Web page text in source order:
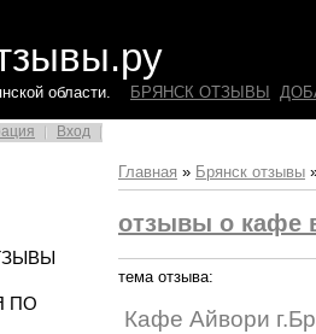
области. БРЯНСК ОТЗЫВЫ
Вход
ПО
Главная » Брянск отзывы
отзывы о кафе
тема отзыва:
Кафе Айвори